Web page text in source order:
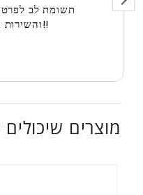
תשומת לב
והשירות מדהים, תודה רבה!!
מוצרים שיכולים